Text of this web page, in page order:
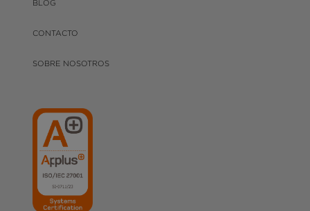
BLOG
CONTACTO
SOBRE NOSOTROS